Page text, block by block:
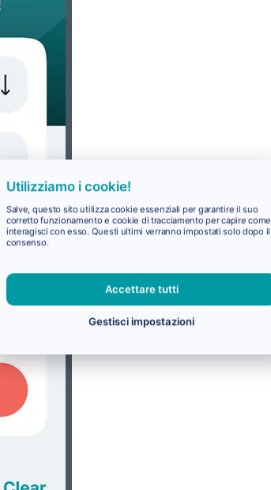
Utilizziamo i cookie!
Salve, questo sito utilizza cookie essenziali per garantire il suo
corretto funzionamento e cookie di tracciamento per capire come
interagisci con esso. Questi ultimi verranno impostati solo dopo il
consenso.
Accettare tutti
Gestisci impostazioni